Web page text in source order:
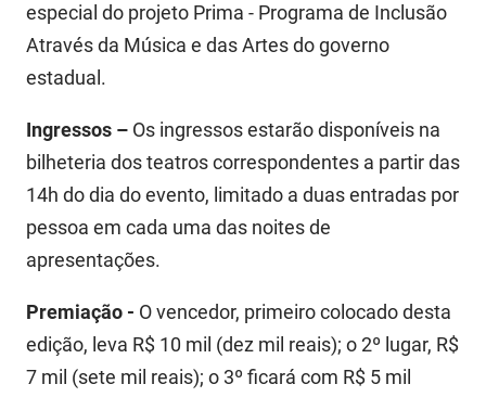
especial do projeto Prima - Programa de Inclusão
Através da Música e das Artes do governo
estadual.
Ingressos – Os ingressos estarão disponíveis na
bilheteria dos teatros correspondentes a partir das
14h do dia do evento, limitado a duas entradas por
pessoa em cada uma das noites de
apresentações.
Premiação - O vencedor, primeiro colocado desta
edição, leva R$ 10 mil (dez mil reais); o 2º lugar, R$
7 mil (sete mil reais); o 3º ficará com R$ 5 mil